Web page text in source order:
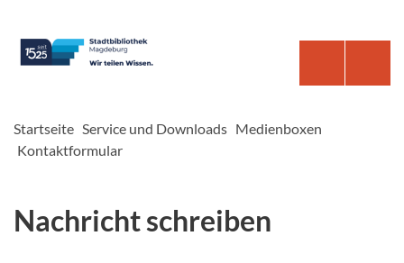
Startseite Service und Downloads Medienboxen
Kontaktformular
Nachricht schreiben